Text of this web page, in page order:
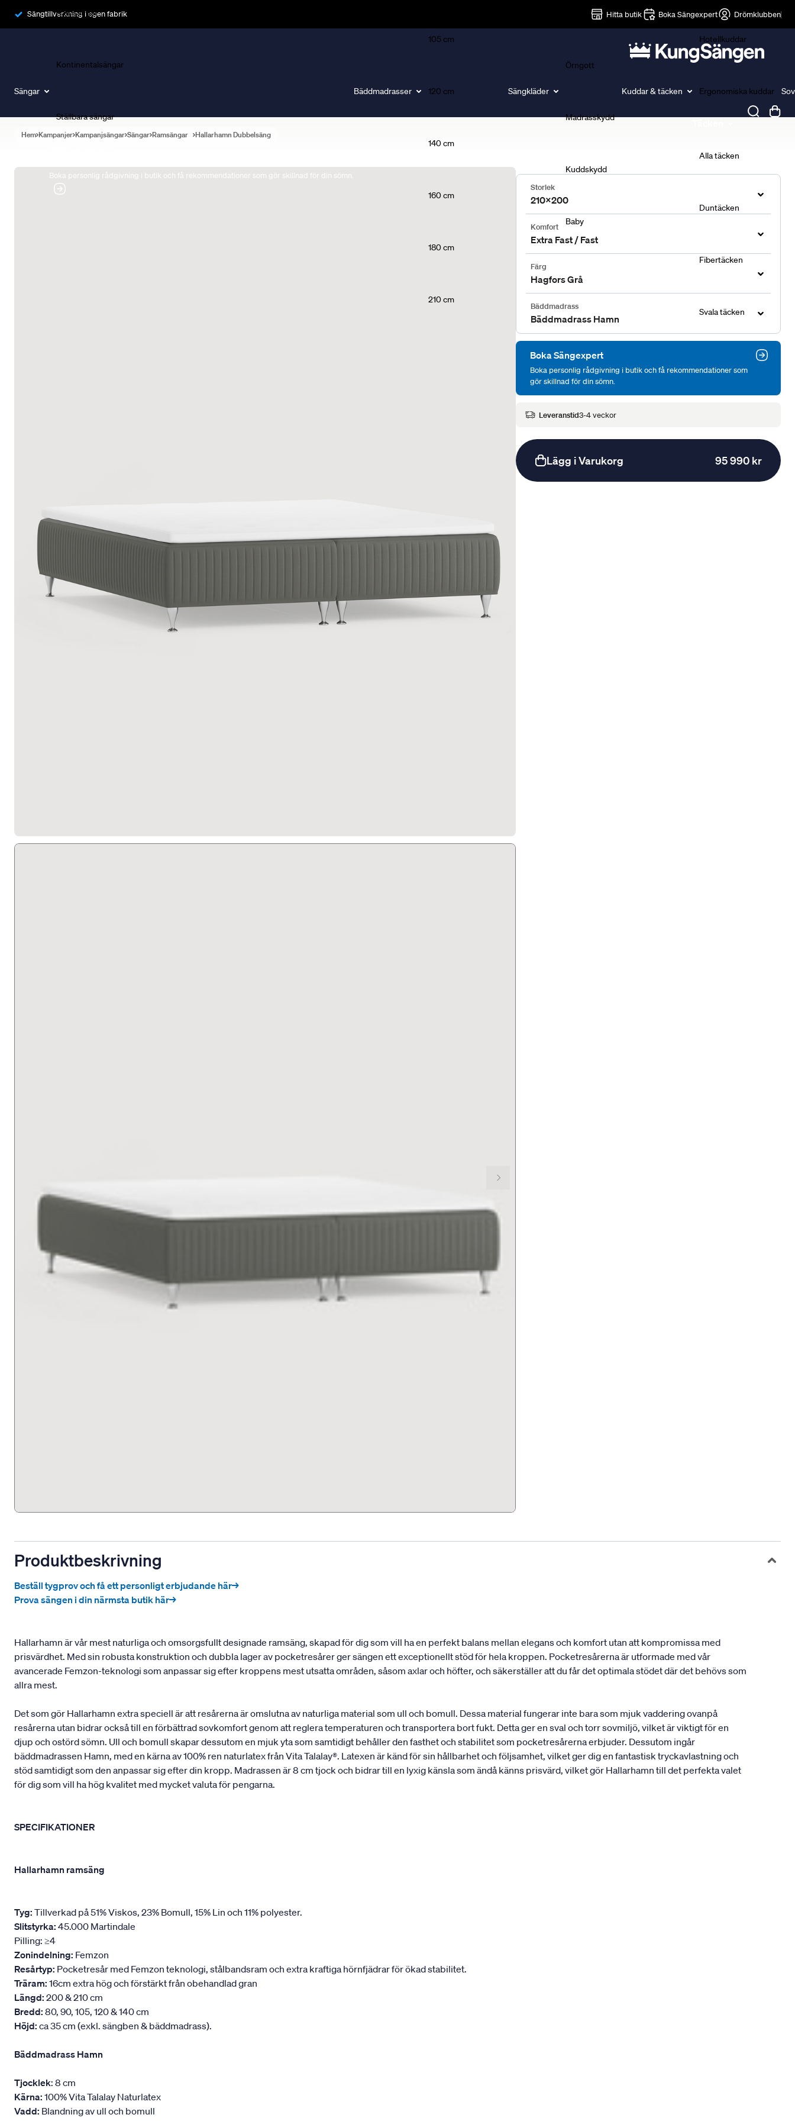
Sängtillverkning i egen fabrik Hitta butik Boka Sängexpert Drömklubben
Sängar
Ramsängar
Kontinentalsängar
Ställbara sängar
Boka personlig rådgivning i butik och få rekommendationer som gör skillnad för din sömn.
Bäddmadrasser
105 cm
120 cm
140 cm
160 cm
180 cm
210 cm
Sängkläder
Örngott
Madrasskydd
Kuddskydd
Baby
Kuddar & täcken
Hotellkuddar
Ergonomiska kuddar
Alla täcken
Duntäcken
Fibertäcken
Svala täcken
Hem Kampanjer Kampanjsängar Sängar Ramsängar Hallarhamn Dubbelsäng
Storlek
210x200
Komfort
Extra Fast / Fast
Färg
Hagfors Grå
Bäddmadrass
Bäddmadrass Hamn
Boka Sängexpert
Boka personlig rådgivning i butik och få rekommendationer som
gör skillnad för din sömn.
Leveranstid3-4 veckor
Lägg i Varukorg 95 990 kr
Produktbeskrivning
Beställ tygprov och få ett personligt erbjudande här→
Prova sängen i din närmsta butik här→
Hallarhamn är vår mest naturliga och omsorgsfullt designade ramsäng, skapad för dig som vill ha en perfekt balans mellan elegans och komfort utan att kompromissa med
prisvärdhet. Med sin robusta konstruktion och dubbla lager av pocketresårer ger sängen ett exceptionellt stöd för hela kroppen. Pocketresårerna är utformade med vår
avancerade Femzon-teknologi som anpassar sig efter kroppens mest utsatta områden, såsom axlar och höfter, och säkerställer att du får det optimala stödet där det behövs som
allra mest.
Det som gör Hallarhamn extra speciell är att resårerna är omslutna av naturliga material som ull och bomull. Dessa material fungerar inte bara som mjuk vaddering ovanpå
resårerna utan bidrar också till en förbättrad sovkomfort genom att reglera temperaturen och transportera bort fukt. Detta ger en sval och torr sovmiljö, vilket är viktigt för en
djup och ostörd sömn. Ull och bomull skapar dessutom en mjuk yta som samtidigt behåller den fasthet och stabilitet som pocketresårerna erbjuder. Dessutom ingår
bäddmadrassen Hamn, med en kärna av 100% ren naturlatex från Vita Talalay®. Latexen är känd för sin hållbarhet och följsamhet, vilket ger dig en fantastisk tryckavlastning och
stöd samtidigt som den anpassar sig efter din kropp. Madrassen är 8 cm tjock och bidrar till en lyxig känsla som ändå känns prisvärd, vilket gör Hallarhamn till det perfekta valet
för dig som vill ha hög kvalitet med mycket valuta för pengarna.
SPECIFIKATIONER
Hallarhamn ramsäng
Tyg: Tillverkad på 51% Viskos, 23% Bomull, 15% Lin och 11% polyester.
Slitstyrka: 45.000 Martindale
Pilling: ≥4
Zonindelning: Femzon
Resårtyp: Pocketresår med Femzon teknologi, stålbandsram och extra kraftiga hörnfjädrar för ökad stabilitet.
Träram: 16cm extra hög och förstärkt från obehandlad gran
Längd: 200 & 210 cm
Bredd: 80, 90, 105, 120 & 140 cm
Höjd: ca 35 cm (exkl. sängben & bäddmadrass).
Bäddmadrass Hamn
Tjocklek: 8 cm
Kärna: 100% Vita Talalay Naturlatex
Vadd: Blandning av ull och bomull